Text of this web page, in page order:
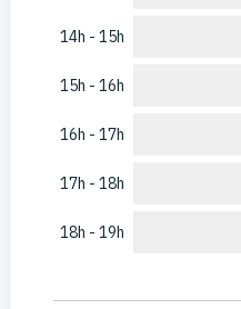
14h - 15h
15h - 16h
16h - 17h
17h - 18h
18h - 19h